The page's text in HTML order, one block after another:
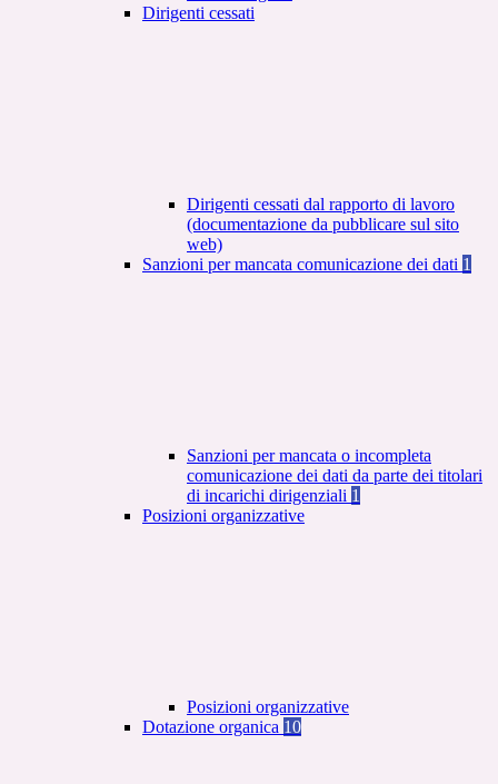
Dirigenti cessati
Dirigenti cessati dal rapporto di lavoro
(documentazione da pubblicare sul sito
web)
Sanzioni per mancata comunicazione dei dati 1
Sanzioni per mancata o incompleta
comunicazione dei dati da parte dei titolari
di incarichi dirigenziali 1
Posizioni organizzative
Posizioni organizzative
Dotazione organica 10